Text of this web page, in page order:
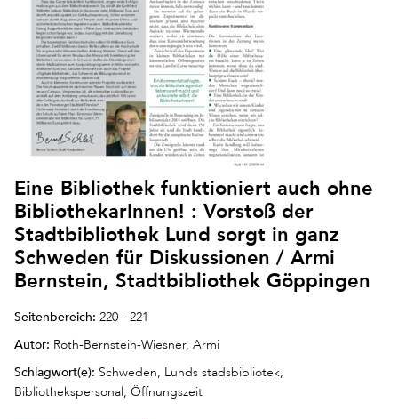
Eine Bibliothek funktioniert auch ohne
BibliothekarInnen! : Vorstoß der
Stadtbibliothek Lund sorgt in ganz
Schweden für Diskussionen / Armi
Bernstein, Stadtbibliothek Göppingen
Seitenbereich: 220 - 221
Autor: Roth-Bernstein-Wiesner, Armi
Schlagwort(e): Schweden, Lunds stadsbibliotek,
Bibliothekspersonal, Öffnungszeit